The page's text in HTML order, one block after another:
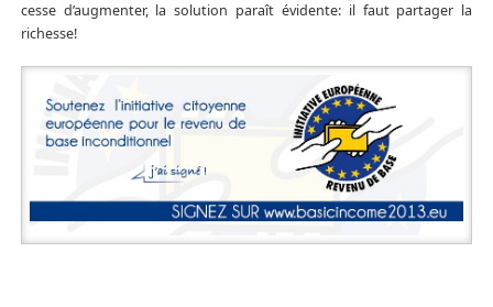
cesse d’augmenter, la solution paraît évidente: il faut partager la
richesse!